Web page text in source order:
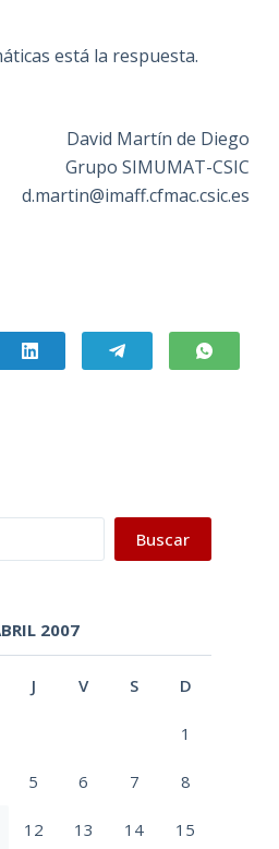
está la respuesta.
David Martín de Diego
Grupo SIMUMAT-CSIC
d.martin@imaff.cfmac.csic.es
Buscar
2007
J V S D
1
5 6 7 8
12 13 14 15